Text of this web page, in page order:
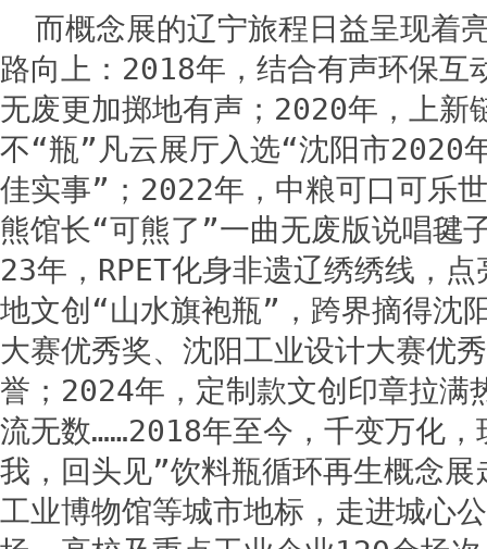
而概念展的辽宁旅程日益呈现着
路向上：2018年，结合有声环保互
无废更加掷地有声；2020年，上新
不“瓶”凡云展厅入选“沈阳市2020
佳实事”；2022年，中粮可口可乐
熊馆长“可熊了”一曲无废版说唱毽
23年，RPET化身非遗辽绣绣线，
地文创“山水旗袍瓶”，跨界摘得沈
大赛优秀奖、沈阳工业设计大赛优
誉；2024年，定制款文创印章拉满
流无数……2018年至今，千变万化，
我，回头见”饮料瓶循环再生概念
工业博物馆等城市地标，走进城心